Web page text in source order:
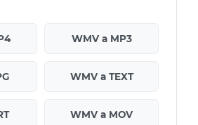
WMV a MP3
WMV a TEXT
WMV a MOV